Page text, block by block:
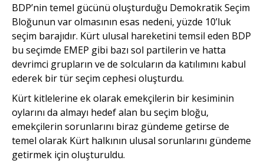
BDP’nin temel gücünü oluşturduğu Demokratik Seçim
Bloğunun var olmasının esas nedeni, yüzde 10’luk
seçim barajıdır. Kürt ulusal hareketini temsil eden BDP
bu seçimde EMEP gibi bazı sol partilerin ve hatta
devrimci grupların ve de solcuların da katılımını kabul
ederek bir tür seçim cephesi oluşturdu.
Kürt kitlelerine ek olarak emekçilerin bir kesiminin
oylarını da almayı hedef alan bu seçim bloğu,
emekçilerin sorunlarını biraz gündeme getirse de
temel olarak Kürt halkının ulusal sorunlarını gündeme
getirmek için oluşturuldu.